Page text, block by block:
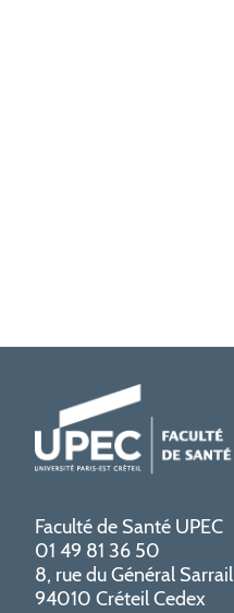
Faculté de Santé UPEC
01 49 81 36 50
8, rue du Général Sarrail
94010 Créteil Cedex